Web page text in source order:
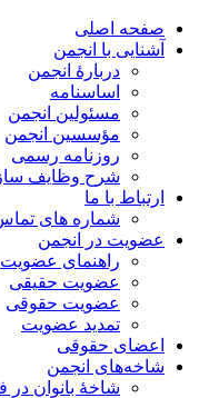
صفحه اصلی
آشنایی با انجمن
دربارۀ انجمن
اساسنامه
مسئولین انجمن
مؤسسین انجمن
روزنامه رسمی
شرح وظایف
ارتباط با ما
شماره های
عضویت در انجمن
راهنمای عضویت
عضویت حقیقی
عضویت حقوقی
تمدید عضویت
اعضای حقوقی
شاخه‌های انجمن
شاخۀ بانوان در